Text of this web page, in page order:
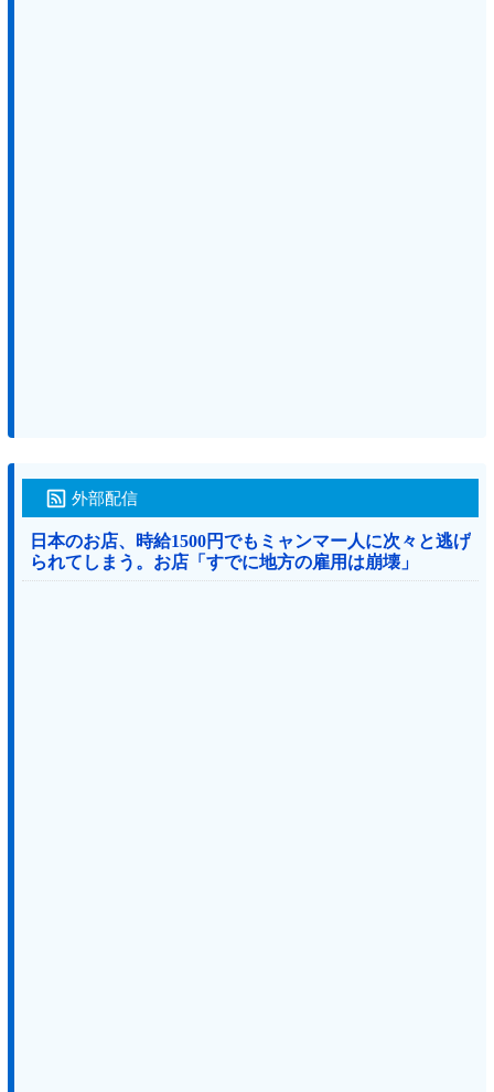
外部配信
日本のお店、時給1500円でもミャンマー人に次々と逃げ
られてしまう。お店「すでに地方の雇用は崩壊」